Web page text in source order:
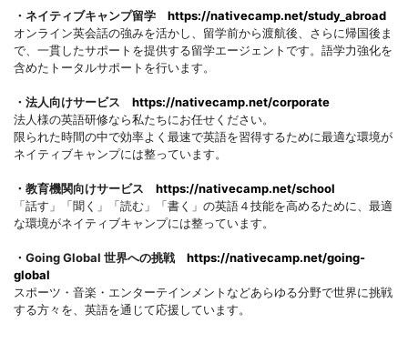
・ネイティブキャンプ留学 https://nativecamp.net/study_abroad
オンライン英会話の強みを活かし、留学前から渡航後、さらに帰国後ま
で、一貫したサポートを提供する留学エージェントです。語学力強化を
含めたトータルサポートを行います。
・法人向けサービス https://nativecamp.net/corporate
法人様の英語研修なら私たちにお任せください。
限られた時間の中で効率よく最速で英語を習得するために最適な環境が
ネイティブキャンプには整っています。
・教育機関向けサービス https://nativecamp.net/school
「話す」「聞く」「読む」「書く」の英語４技能を高めるために、最適
な環境がネイティブキャンプには整っています。
・Going Global 世界への挑戦 https://nativecamp.net/going-
global
スポーツ・音楽・エンターテインメントなどあらゆる分野で世界に挑戦
する方々を、英語を通じて応援しています。